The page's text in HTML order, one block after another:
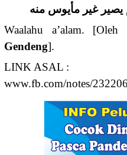
يصير غير مأيوس منه
Waalahu a’alam. [Oleh
Gendeng].
LINK ASAL :
www.fb.com/notes/